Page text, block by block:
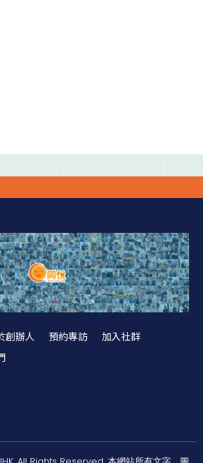
創辦人 預約專訪
加入社群